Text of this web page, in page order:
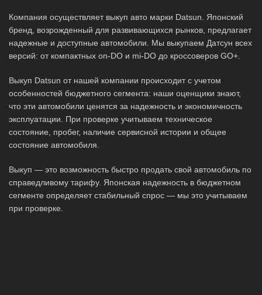
Компания осуществляет выкуп авто марки Datsun. Японский
бренд, возрожденный для развивающихся рынков, предлагает
надежные и доступные автомобили. Мы выкупаем Датсун всех
версий: от компактных on-DO и mi-DO до кроссоверов GO+.
Выкуп Datsun от нашей компании происходит с учетом
особенностей бюджетного сегмента: наши оценщики знают,
что эти автомобили ценятся за надежность и экономичность
эксплуатации. При проверке учитываем техническое
состояние, пробег, наличие сервисной истории и общее
состояние автомобиля.
Выкуп — это возможность быстро продать свой автомобиль по
справедливому тарифу. Японская надежность в бюджетном
сегменте определяет стабильный спрос — мы это учитываем
при проверке.